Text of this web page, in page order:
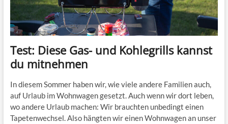
Test: Diese Gas- und Kohlegrills kannst
du mitnehmen
In diesem Sommer haben wir, wie viele andere Familien auch,
auf Urlaub im Wohnwagen gesetzt. Auch wenn wir dort leben,
wo andere Urlaub machen: Wir brauchten unbedingt einen
Tapetenwechsel. Also hängten wir einen Wohnwagen an unser